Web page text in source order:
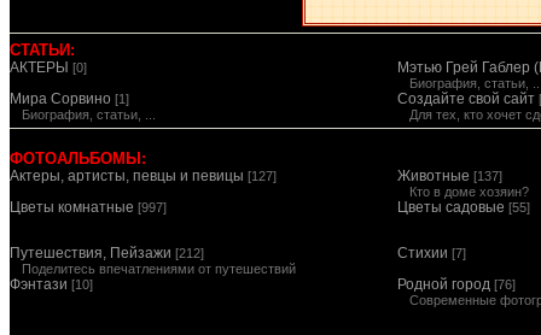
СТАТЬИ:
АКТЕРЫ [0] Мэтью Грей Габлер
Биография, статьи,
Мира Сорвино [1]
Биография, статьи, ...
Создайте свой сайт
Для тех, кто хочет
ФОТОАЛЬБОМЫ:
Актеры, артисты, певцы и певицы [127] Животные [137]
Кто в доме хозяин?
Цветы комнатные [997] Цветы садовые [55]
Путешествия, Пейзажи [212]
Поделитесь впечатлениями от путешествий
Стихии [7]
Фэнтази [10] Родной город [76]
Современные